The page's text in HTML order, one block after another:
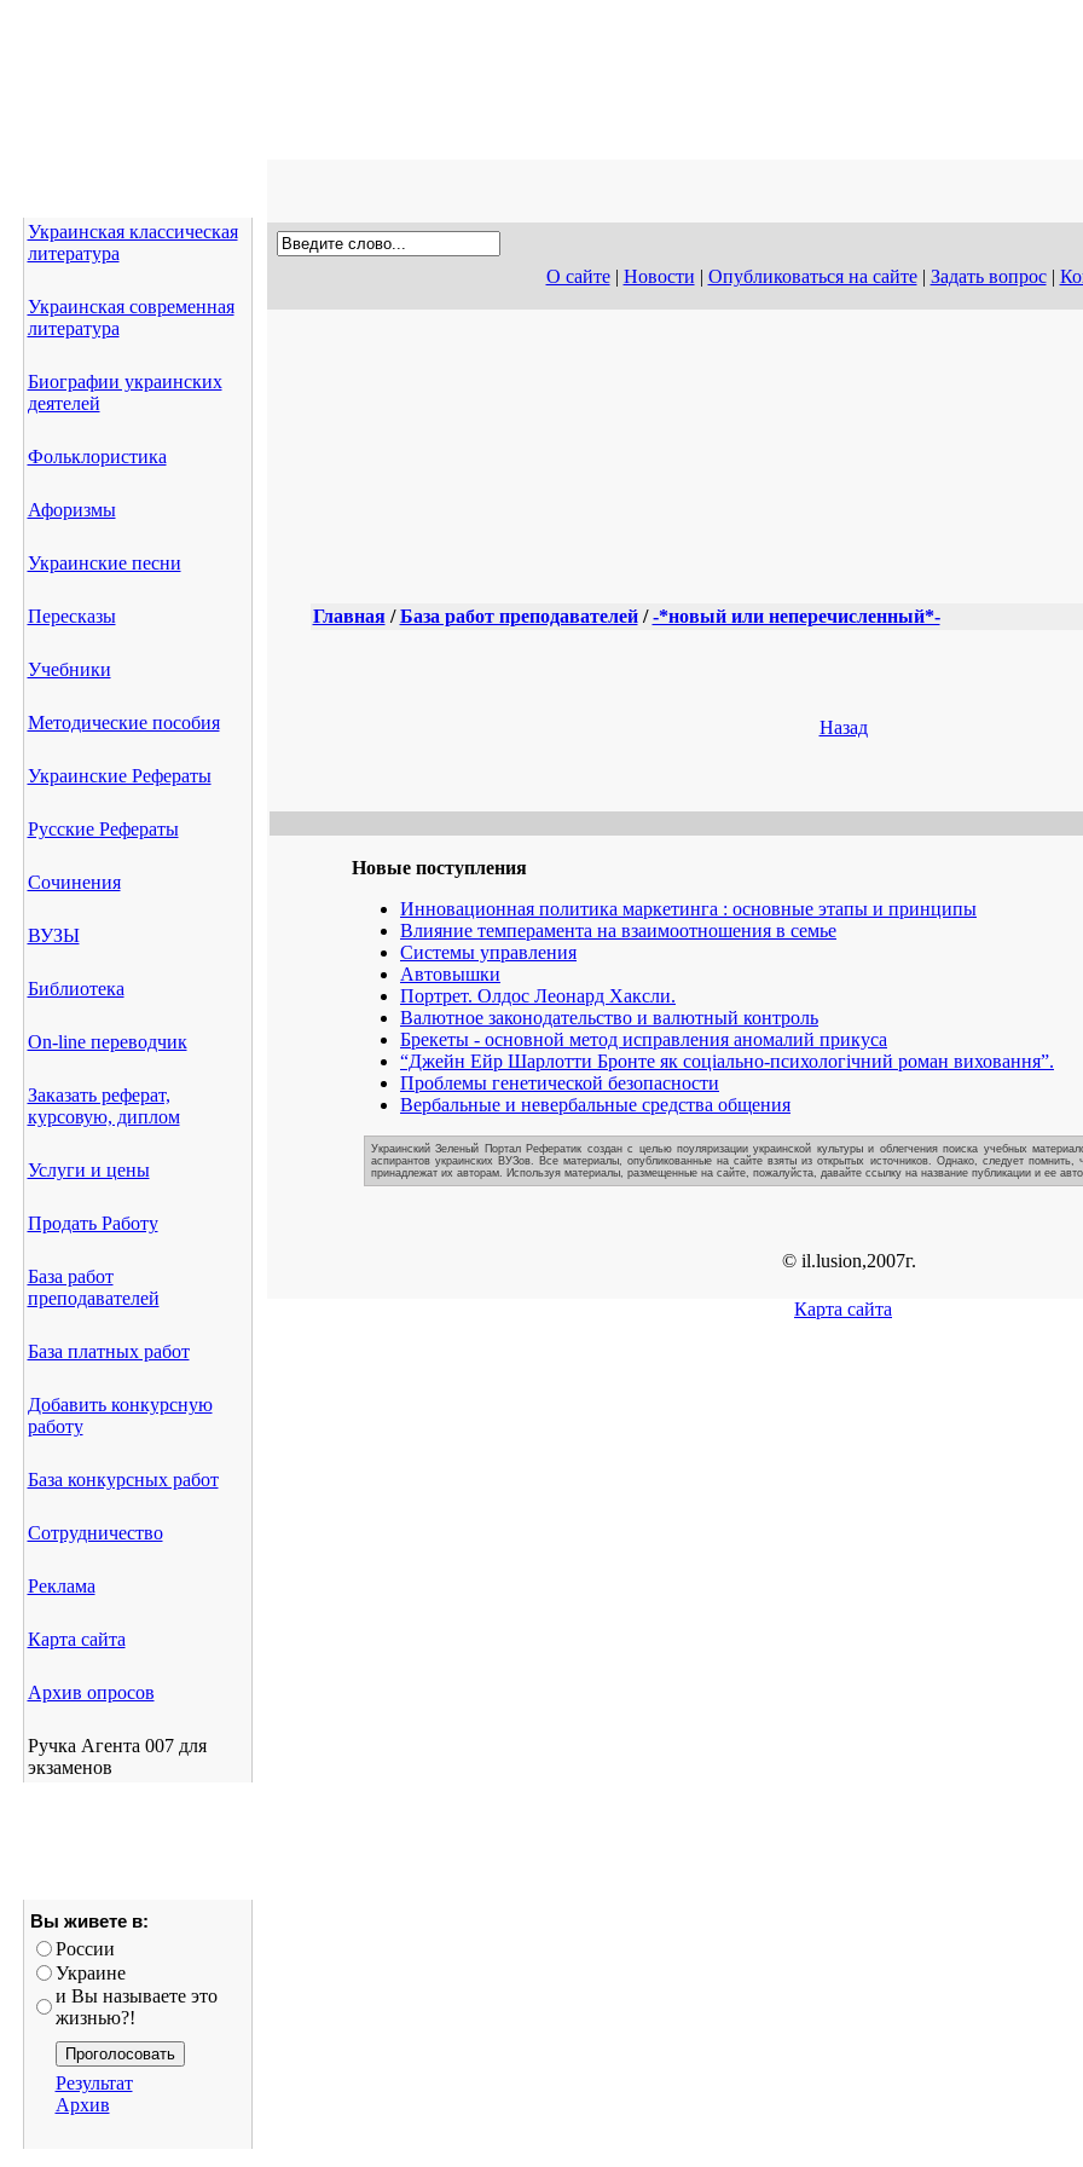
Украинская классическая
литература
Украинская современная
литература
Биографии украинских
деятелей
Фольклористика
Афоризмы
Украинские песни
Пересказы
Учебники
Методические пособия
Украинские Рефераты
Русские Рефераты
Сочинения
ВУЗЫ
Библиотека
On-line переводчик
Заказать реферат,
курсовую, диплом
Услуги и цены
Продать Работу
База работ
преподавателей
База платных работ
Добавить конкурсную
работу
База конкурсных работ
Сотрудничество
Реклама
Карта сайта
Архив опросов
Ручка Агента 007 для
экзаменов
Вы живете в:
России
Украине
и Вы называете это
жизнью?!
Результат
Архив
О сайте| Новости | Опубликоваться на сайте| Задать вопрос|
Главная/База работ преподавателей/-*новый или неперечисленный*-
Назад
Новые поступления
Инновационная политика маркетинга : основные этапы и принципы
Влияние темперамента на взаимоотношения в семье
Системы управления
Автовышки
Портрет. Олдос Леонард Хаксли.
Валютное законодательство и валютный контроль
Брекеты - основной метод исправления аномалий прикуса
“Джейн Ейр Шарлотти Бронте як соціально-психологічний роман виховання”.
Проблемы генетической безопасности
Вербальные и невербальные средства общения
Украинский Зеленый Портал Рефератик создан с целью поуляризации украинской культуры и облегчения поиска учебных
аспирантов украинских ВУЗов. Все материалы, опубликованные на сайте взяты из открытых источников. Однако, следует
принадлежат их авторам. Используя материалы, размещенные на сайте, пожалуйста, давайте ссылку на название публикации и ее
© il.lusion,2007г.
Карта сайта